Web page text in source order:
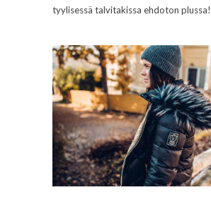
tyylisessä talvitakissa ehdoton plussa!